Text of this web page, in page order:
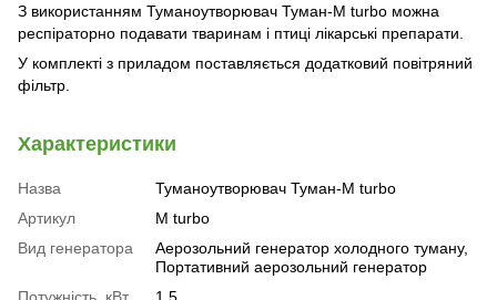
З використанням Туманоутворювач Туман-М turbo можна
респіраторно подавати тваринам і птиці лікарські препарати.
У комплекті з приладом поставляється додатковий повітряний
фільтр.
Характеристики
Назва
Туманоутворювач Туман-М turbo
Артикул
М turbo
Вид генератора
Аерозольний генератор холодного туману,
Портативний аерозольний генератор